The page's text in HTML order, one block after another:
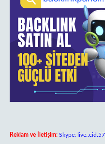
Reklam ve İletişim: Skype: